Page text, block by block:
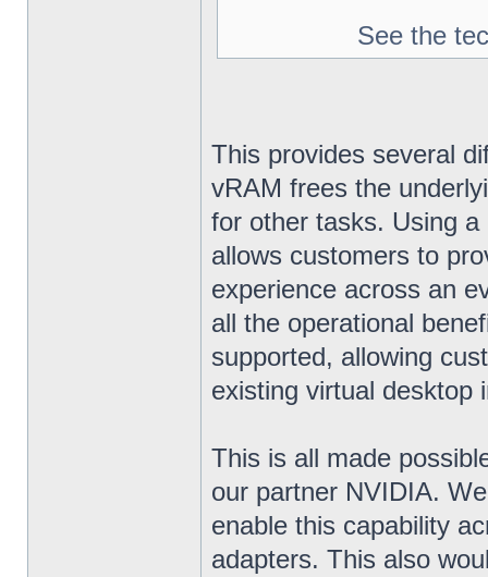
See the
This provides several
vRAM frees the
for other tasks. Using
allows customers to
experience across an
all the operational
supported, allowing
existing virtual desktop
This is all made
our partner NVIDIA.
enable this capability
adapters. This also